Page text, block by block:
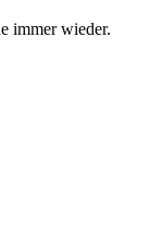
immer wieder.